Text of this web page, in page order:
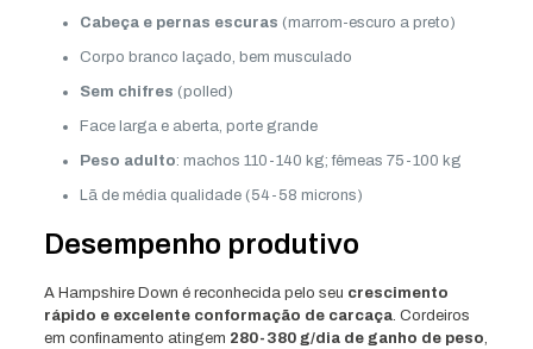
Cabeça e pernas escuras (marrom-escuro a preto)
Corpo branco laçado, bem musculado
Sem chifres (polled)
Face larga e aberta, porte grande
Peso adulto: machos 110-140 kg; fêmeas 75-100 kg
Lã de média qualidade (54-58 microns)
Desempenho produtivo
A Hampshire Down é reconhecida pelo seu crescimento
rápido e excelente conformação de carcaça. Cordeiros
em confinamento atingem 280-380 g/dia de ganho de peso,